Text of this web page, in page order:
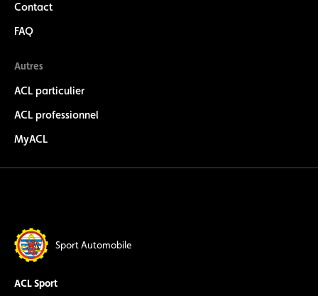
Contact
FAQ
Autres
ACL particulier
ACL professionnel
MyACL
Sport Automobile
ACL Sport